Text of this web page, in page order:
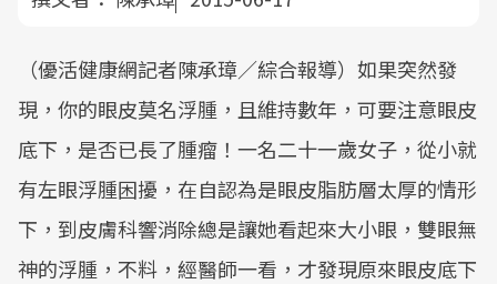
（優活健康網記者陳承璋／綜合報導）如果突然發
現，你的眼皮莫名浮腫，且維持數年，可要注意眼皮
底下，是否已長了腫瘤！一名二十一歲女子，從小就
有左眼浮腫困擾，在自認為是眼皮脂肪層太厚的情形
下，到皮膚科響消除總是讓她看起來大小眼，雙眼無
神的浮腫，不料，經醫師一看，才發現原來眼皮底下